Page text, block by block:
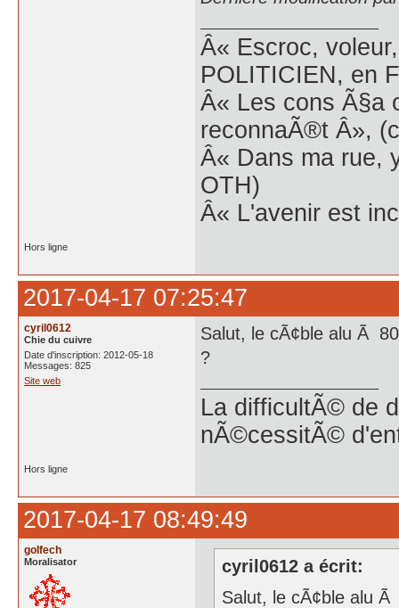
Â« Escroc,
POLITICIEN, en
Â« Les cons Ã§a
reconnaÃ®t Â»,
Â« Dans ma rue,
OTH)
Â« L'avenir est
Hors ligne
2017-04-17 07:25:47
cyril0612
Chie du cuivre
Date d'inscription: 2012-05-18
Messages: 825
Site web
Salut, le cÃ¢ble alu Ã
?
La difficultÃ© de
nÃ©cessitÃ©
Hors ligne
2017-04-17 08:49:49
golfech
Moralisator
cyril0612 a écrit:
Salut, le cÃ¢ble alu